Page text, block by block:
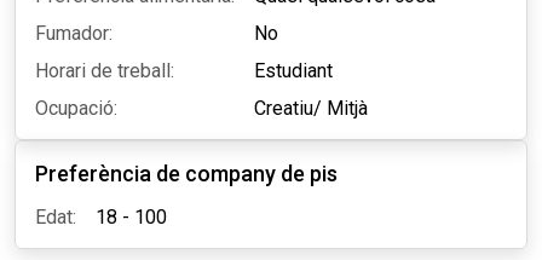
Fumador:
No
Horari de treball:
Estudiant
Ocupació:
Creatiu/ Mitjà
Preferència de company de pis
Edat: 18 - 100